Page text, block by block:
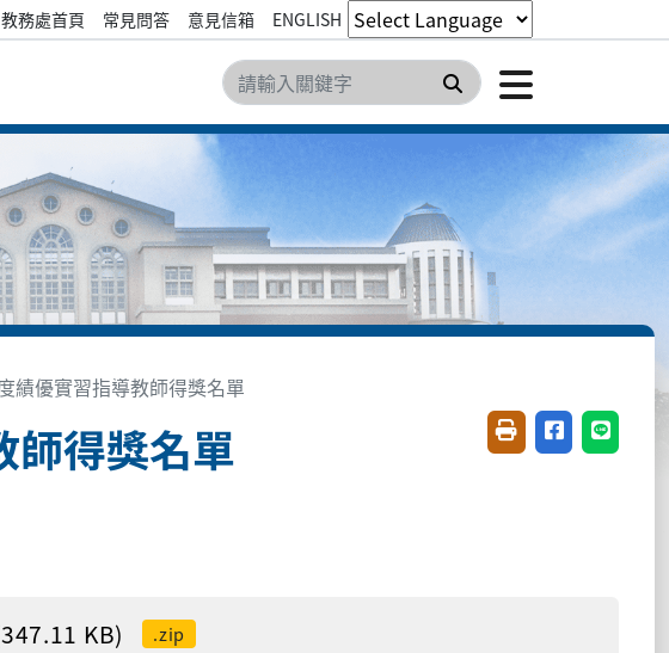
教務處首頁 常見問答 意見信箱 ENGLISH
搜尋 點擊開
績優實習指導教師得獎名單
師得獎名單 友善列印(開新視窗)
分享至臉書(
分享至
KB) .zip